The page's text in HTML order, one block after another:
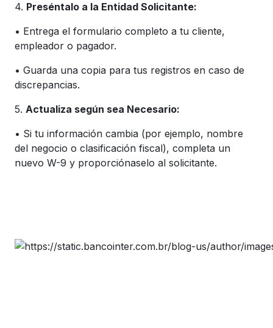
4. Preséntalo a la Entidad Solicitante:
• Entrega el formulario completo a tu cliente,
empleador o pagador.
• Guarda una copia para tus registros en caso de
discrepancias.
5. Actualiza según sea Necesario:
• Si tu información cambia (por ejemplo, nombre
del negocio o clasificación fiscal), completa un
nuevo W-9 y proporciónaselo al solicitante.